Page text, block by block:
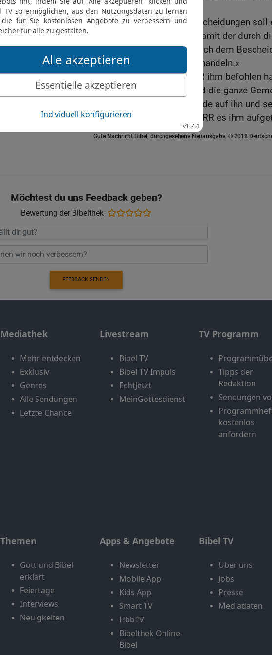
Gemeinde Israel gehorcht.
21 Bei allen wichtigen Entscheidungen soll
Priester Eleasar wenden, damit der durch
meine Weisung einholt. Nach dem
dann er und alle Israeliten handeln.«
22 Mose tat, was der HERR ihm befohlen
und ließ ihn vor Eleasar und die ganze
Dann legte er seine Hände auf ihn und
Nachfolger ein, wie der HERR es ihm
Gute Nachricht Bibel, durchgesehene Neuausgabe, © 2018
Möchtest du uns Feedback geben?
Bewertung der Bibelthek
FEEDBACK SENDEN
Mediathek
Mehr entdecken
Exklusiv
Genres
Alle Sendungen
Letzte Chance
Livestream
Bibel TV
Bibel TV Impuls
EchtJetzt
MeinGottesdienst
TV Programm
Tipps der
Redaktion
Sendungen
kostenlos
anfordern
Themen
Gott und Bibel
erklärt
Feiertage
Interviews
Neuigkeiten
Apps & Angebote
Newsletter
Mobile App
Kids App
Smart TV
HbbTV
Bibelthek Online-
Bibel
Bibel TV
Über uns
Jobs
Presse
Mediadaten